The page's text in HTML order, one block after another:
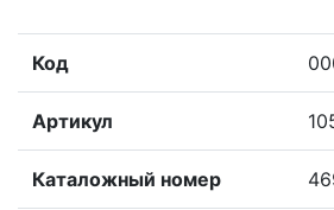
Код
Артикул
Каталожный номер